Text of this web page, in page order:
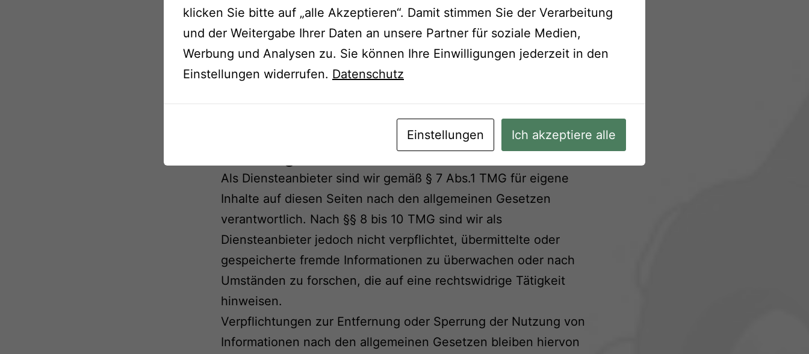
Die Europäische Kommission stellt eine Plattform zur Online-
Streitbeilegung (OS)
bereit: https://ec.europa.eu/consumers/odr.
Unsere E-Mail-Adresse finden Sie oben im Impressum.
Verbraucherschlichtungsstelle teilzunehmen.
Als Diensteanbieter sind wir gemäß § 7 Abs.1 TMG für eigene
Inhalte auf diesen Seiten nach den allgemeinen Gesetzen
verantwortlich. Nach §§ 8 bis 10 TMG sind wir als
Diensteanbieter jedoch nicht verpflichtet, übermittelte oder
gespeicherte fremde Informationen zu überwachen oder nach
Umständen zu forschen, die auf eine rechtswidrige Tätigkeit
hinweisen.
Verpflichtungen zur Entfernung oder Sperrung der Nutzung von
Informationen nach den allgemeinen Gesetzen bleiben hiervon
klicken Sie bitte auf „alle Akzeptieren“. Damit stimmen Sie der Verarbeitung
und der Weitergabe Ihrer Daten an unsere Partner für soziale Medien,
Werbung und Analysen zu. Sie können Ihre Einwilligungen jederzeit in den
Einstellungen widerrufen. Datenschutz
Einstellungen Ich akzeptiere alle